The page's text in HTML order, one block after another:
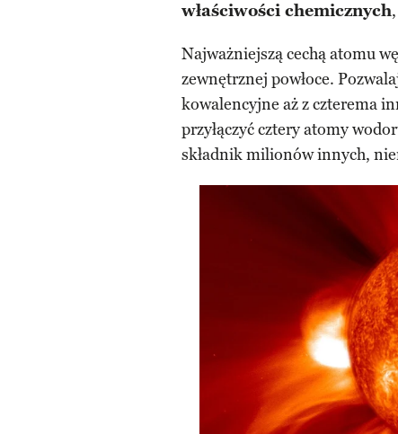
właściwości chemicznych
Najważniejszą cechą atomu
zewnętrznej powłoce.
kowalencyjne aż z czterema
przyłączyć cztery atomy
składnik milionów innych,